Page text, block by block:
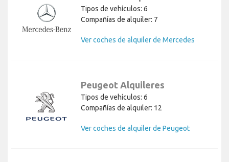
Tipos de vehículos: 6
Compañías de alquiler: 7
Ver coches de alquiler de Mercedes
Peugeot Alquileres
Tipos de vehículos: 6
Compañías de alquiler: 12
Ver coches de alquiler de Peugeot